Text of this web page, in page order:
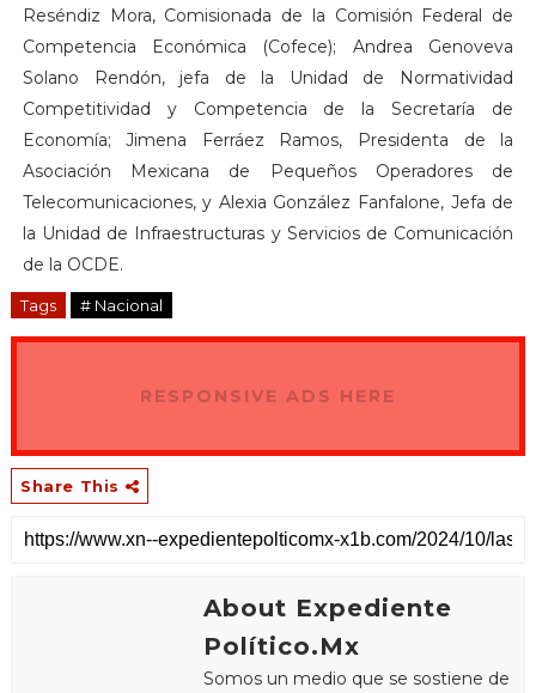
Reséndiz Mora, Comisionada de la Comisión Federal de
Competencia Económica (Cofece); Andrea Genoveva
Solano Rendón, jefa de la Unidad de Normatividad
Competitividad y Competencia de la Secretaría de
Economía; Jimena Ferráez Ramos, Presidenta de la
Asociación Mexicana de Pequeños Operadores de
Telecomunicaciones, y Alexia González Fanfalone, Jefa de
la Unidad de Infraestructuras y Servicios de Comunicación
de la OCDE.
Tags # Nacional
RESPONSIVE ADS HERE
Share This
About Expediente
Político.Mx
Somos un medio que se sostiene de